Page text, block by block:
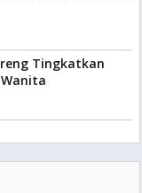
Tingkatkan